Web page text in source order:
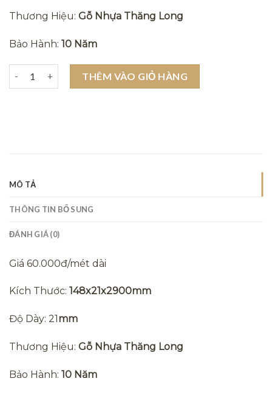
Thương Hiệu: Gỗ Nhựa Thăng Long
Bảo Hành: 10 Năm
Tấm ốp tường và trần ngoài trời giả gỗ darkgrey số lượng
THÊM VÀO GIỎ HÀNG
MÔ TẢ
THÔNG TIN BỔ SUNG
ĐÁNH GIÁ (0)
Giá 60.000đ/mét dài
Kích Thước: 148x21x2900mm
Độ Dày: 21 mm
Thương Hiệu: Gỗ Nhựa Thăng Long
Bảo Hành: 10 Năm